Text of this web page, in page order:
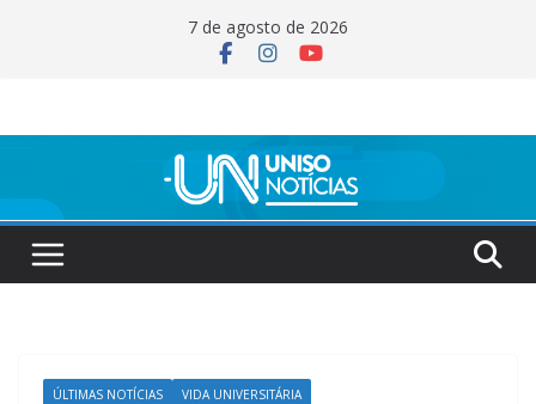
7 de agosto de 2026
ÚLTIMAS NOTÍCIAS VIDA UNIVERSITÁRIA